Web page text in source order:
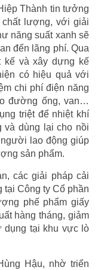
Thành tin tưởng
chất lượng, với giải
năng suất xanh sẽ
đến lãng phí. Qua
kế và xây dựng kế
có hiệu quả với
chi phí điện năng
đường ống, van…
triệt để nhiệt khí
dùng lại cho nồi
lao động giúp
sản phẩm.
các giải pháp cải
Công ty Cổ phần
phế phẩm giấy
hàng tháng, giảm
dụng tại khu vực lò
Hậu, nhờ triển